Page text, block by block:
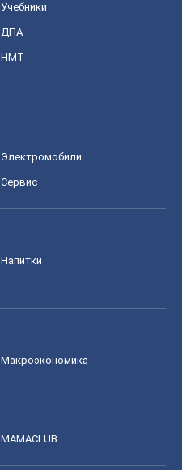
Учебники
ДПА
НМТ
Электромобили
Сервис
Напитки
Mакроэкономика
MAMACLUB